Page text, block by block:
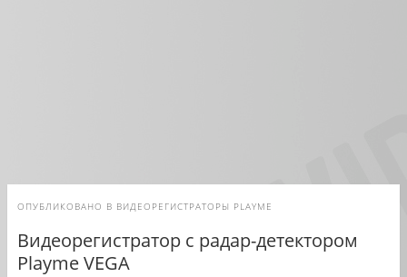
ОПУБЛИКОВАНО В ВИДЕОРЕГИСТРАТОРЫ PLAYME
Видеорегистратор с радар-детектором
Playme VEGA